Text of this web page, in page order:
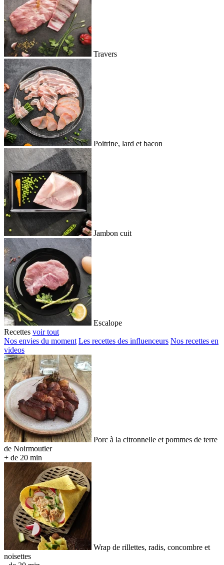
Travers
Poitrine, lard et bacon
Jambon cuit
Escalope
Recettes voir tout
Nos envies du moment Les recettes des influenceurs Nos recettes en
videos
Porc à la citronnelle et pommes de terre
de Noirmoutier
+ de 20 min
Wrap de rillettes, radis, concombre et
noisettes